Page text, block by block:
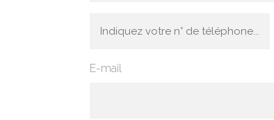
(Nécessaire)
E-mail